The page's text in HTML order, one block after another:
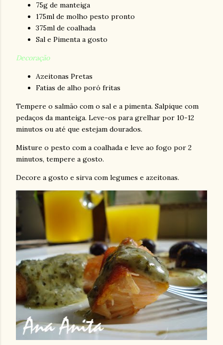
75g de manteiga
175ml de molho pesto pronto
375ml de coalhada
Sal e Pimenta a gosto
Decoração
Azeitonas Pretas
Fatias de alho poró fritas
Tempere o salmão com o sal e a pimenta. Salpique com
pedaços da manteiga. Leve-os para grelhar por 10-12
minutos ou até que estejam dourados.
Misture o pesto com a coalhada e leve ao fogo por 2
minutos, tempere a gosto.
Decore a gosto e sirva com legumes e azeitonas.